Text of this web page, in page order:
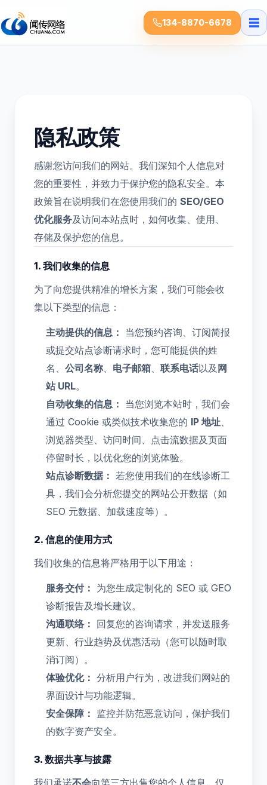
134-8870-6678 ☰
隐私政策
感谢您访问我们的网站。我们深知个人信息对
您的重要性，并致力于保护您的隐私安全。本
政策旨在说明我们在您使用我们的 SEO/GEO
优化服务及访问本站点时，如何收集、使用、
存储及保护您的信息。
1. 我们收集的信息
为了向您提供精准的增长方案，我们可能会收
集以下类型的信息：
主动提供的信息： 当您预约咨询、订阅简报
或提交站点诊断请求时，您可能提供的姓
名、 公司名称、 电子邮箱、 联系电话以及 网
站 URL。
自动收集的信息： 当您浏览本站时，我们会
通过 Cookie 或类似技术收集您的 IP 地址、
浏览器类型、访问时间、点击流数据及页面
停留时长，以优化您的浏览体验。
站点诊断数据： 若您使用我们的在线诊断工
具，我们会分析您提交的网站公开数据（如
SEO 元数据、加载速度等）。
2. 信息的使用方式
我们收集的信息将严格用于以下用途：
服务交付： 为您生成定制化的 SEO 或 GEO
诊断报告及增长建议。
沟通联络： 回复您的咨询请求，并发送服务
更新、行业趋势及优惠活动（您可以随时取
消订阅）。
体验优化： 分析用户行为，改进我们网站的
界面设计与功能逻辑。
安全保障： 监控并防范恶意访问，保护我们
的数字资产安全。
3. 数据共享与披露
我们承诺不会向第三方出售您的个人信息。仅